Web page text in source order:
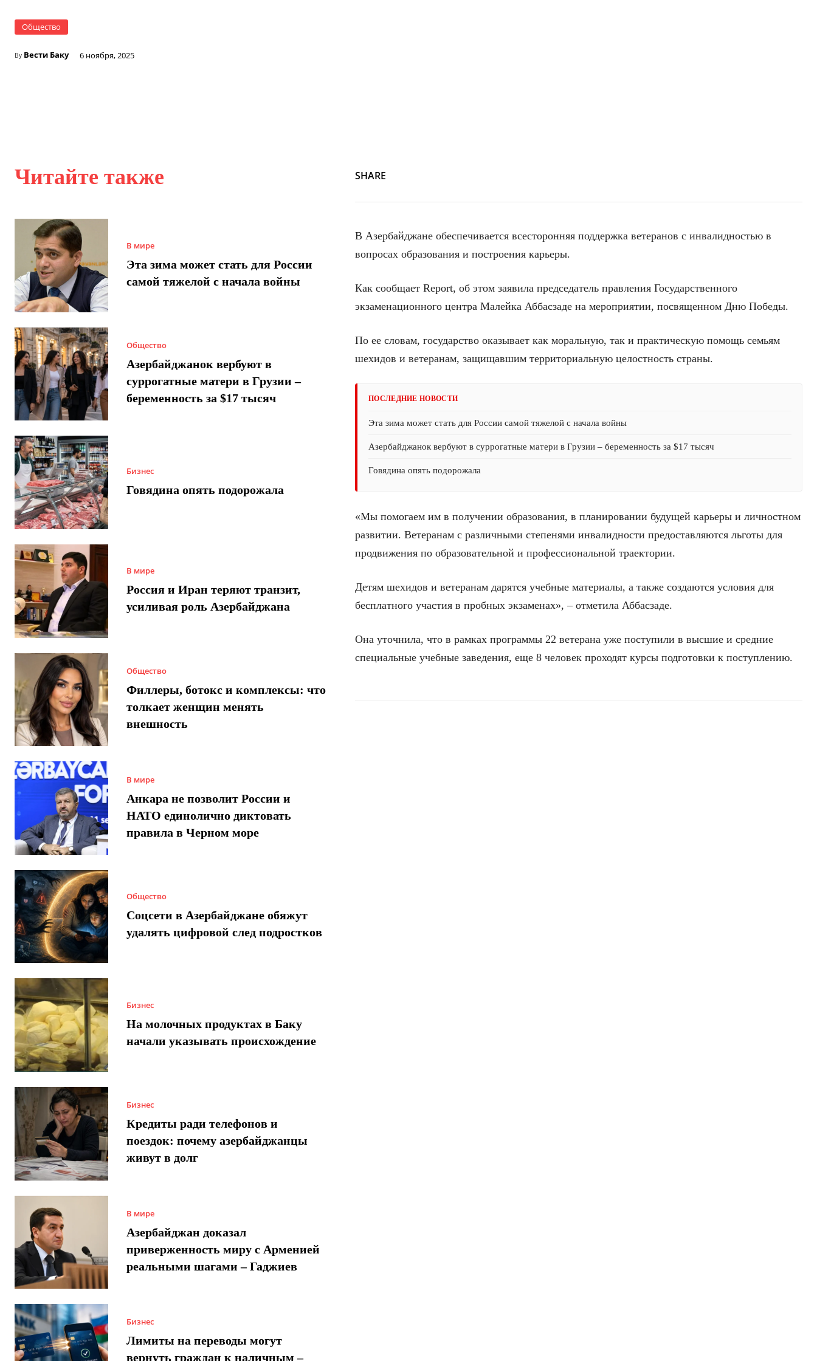
Общество
By Вести Баку 6 ноября, 2025
Читайте также
В мире
Эта зима может стать для России
самой тяжелой с начала войны
Общество
Азербайджанок вербуют в
суррогатные матери в Грузии –
беременность за $17 тысяч
Бизнес
Говядина опять подорожала
В мире
Россия и Иран теряют транзит,
усиливая роль Азербайджана
Общество
Филлеры, ботокс и комплексы: что
толкает женщин менять
внешность
В мире
Анкара не позволит России и
НАТО единолично диктовать
правила в Черном море
Общество
Соцсети в Азербайджане обяжут
удалять цифровой след подростков
Бизнес
На молочных продуктах в Баку
начали указывать происхождение
Бизнес
Кредиты ради телефонов и
поездок: почему азербайджанцы
живут в долг
В мире
Азербайджан доказал
приверженность миру с Арменией
реальными шагами – Гаджиев
Бизнес
Лимиты на переводы могут
вернуть граждан к наличным –
SHARE
В Азербайджане обеспечивается всесторонняя поддержка ветеранов с инвалидностью в
вопросах образования и построения карьеры.
Как сообщает Report, об этом заявила председатель правления Государственного
экзаменационного центра Малейка Аббасзаде на мероприятии, посвященном Дню Победы.
По ее словам, государство оказывает как моральную, так и практическую помощь семьям
шехидов и ветеранам, защищавшим территориальную целостность страны.
ПОСЛЕДНИЕ НОВОСТИ
Эта зима может стать для России самой тяжелой с начала войны
Азербайджанок вербуют в суррогатные матери в Грузии – беременность за $17 тысяч
Говядина опять подорожала
«Мы помогаем им в получении образования, в планировании будущей карьеры и личностном
развитии. Ветеранам с различными степенями инвалидности предоставляются льготы для
продвижения по образовательной и профессиональной траектории.
Детям шехидов и ветеранам дарятся учебные материалы, а также создаются условия для
бесплатного участия в пробных экзаменах», – отметила Аббасзаде.
Она уточнила, что в рамках программы 22 ветерана уже поступили в высшие и средние
специальные учебные заведения, еще 8 человек проходят курсы подготовки к поступлению.